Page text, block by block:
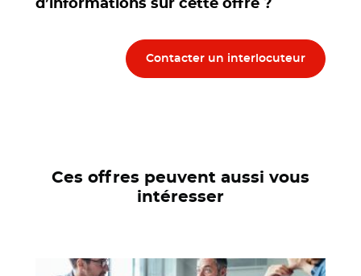
d’informations sur cette offre ?
Contacter un interlocuteur
Ces offres peuvent aussi vous
intéresser